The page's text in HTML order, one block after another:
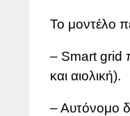
Το μοντέλο
– Smart grid
και αιολική).
– Αυτόνομο